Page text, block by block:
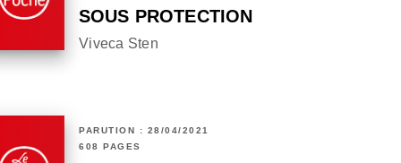
SOUS PROTECTION
Viveca Sten
PARUTION : 28/04/2021
608 PAGES